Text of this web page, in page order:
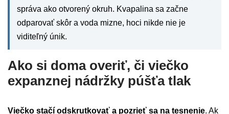
správa ako otvorený okruh. Kvapalina sa začne
odparovať skôr a voda mizne, hoci nikde nie je
viditeľný únik.
Ako si doma overiť, či viečko
expanznej nádržky púšťa tlak
Viečko stačí odskrutkovať a pozrieť sa na tesnenie. Ak